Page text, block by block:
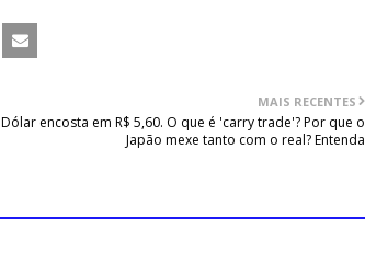
MAIS RECENTES
Dólar encosta em R$ 5,60. O que é 'carry trade'? Por que o
Japão mexe tanto com o real? Entenda